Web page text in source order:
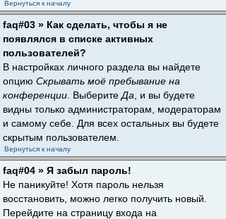
Вернуться к началу
faq#03 » Как сделать, чтобы я не
появлялся в списке активных
пользователей?
В настройках личного раздела вы найдете
опцию Скрывать моё пребывание на
конференции . Выберите Да , и вы будете
видны только администраторам, модераторам
и самому себе. Для всех остальных вы будете
скрытым пользователем.
Вернуться к началу
faq#04 » Я забыл пароль!
Не паникуйте! Хотя пароль нельзя
восстановить, можно легко получить новый.
Перейдите на страницу входа на